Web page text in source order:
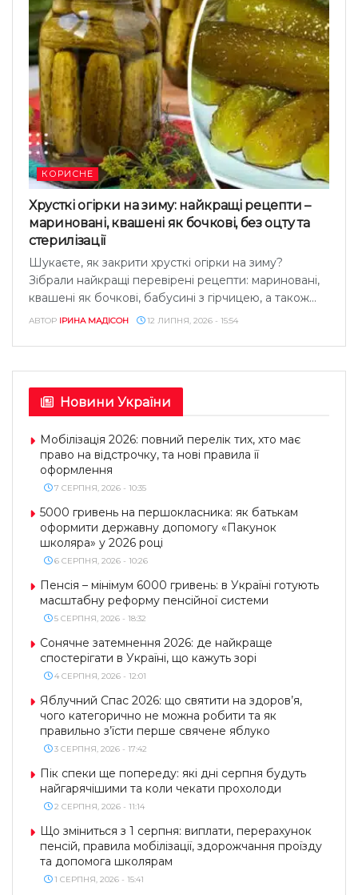
КОРИСНЕ
Хрусткі огірки на зиму: найкращі рецепти –
мариновані, квашені як бочкові, без оцту та
стерилізації
Шукаєте, як закрити хрусткі огірки на зиму?
Зібрали найкращі перевірені рецепти: мариновані,
квашені як бочкові, бабусині з гірчицею, а також...
АВТОР ІРИНА МАДІСОН 12 ЛИПНЯ, 2026 - 15:54
Новини України
Мобілізація 2026: повний перелік тих, хто має
право на відстрочку, та нові правила її
оформлення
7 СЕРПНЯ, 2026 - 10:35
5000 гривень на першокласника: як батькам
оформити державну допомогу «Пакунок
школяра» у 2026 році
6 СЕРПНЯ, 2026 - 10:26
Пенсія – мінімум 6000 гривень: в Україні готують
масштабну реформу пенсійної системи
5 СЕРПНЯ, 2026 - 18:32
Сонячне затемнення 2026: де найкраще
спостерігати в Україні, що кажуть зорі
4 СЕРПНЯ, 2026 - 12:01
Яблучний Спас 2026: що святити на здоров’я,
чого категорично не можна робити та як
правильно з’їсти перше свячене яблуко
3 СЕРПНЯ, 2026 - 17:42
Пік спеки ще попереду: які дні серпня будуть
найгарячішими та коли чекати прохолоди
2 СЕРПНЯ, 2026 - 11:14
Що зміниться з 1 серпня: виплати, перерахунок
пенсій, правила мобілізації, здорожчання проїзду
та допомога школярам
1 СЕРПНЯ, 2026 - 15:41